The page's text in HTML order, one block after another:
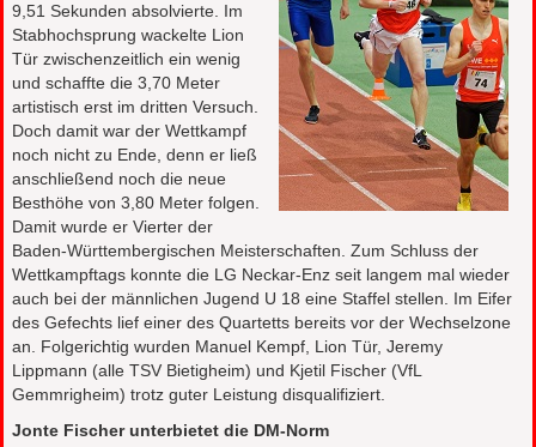
9,51 Sekunden absolvierte. Im
Stabhochsprung wackelte Lion
Tür zwischenzeitlich ein wenig
und schaffte die 3,70 Meter
artistisch erst im dritten Versuch.
Doch damit war der Wettkampf
noch nicht zu Ende, denn er ließ
anschließend noch die neue
Besthöhe von 3,80 Meter folgen.
Damit wurde er Vierter der
Baden-Württembergischen Meisterschaften. Zum Schluss der
Wettkampftags konnte die LG Neckar-Enz seit langem mal wieder
auch bei der männlichen Jugend U 18 eine Staffel stellen. Im Eifer
des Gefechts lief einer des Quartetts bereits vor der Wechselzone
an. Folgerichtig wurden Manuel Kempf, Lion Tür, Jeremy
Lippmann (alle TSV Bietigheim) und Kjetil Fischer (VfL
Gemmrigheim) trotz guter Leistung disqualifiziert.
Jonte Fischer unterbietet die DM-Norm